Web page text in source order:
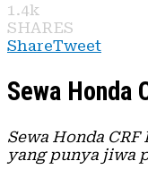
1.4k
SHARES
ShareTweet
Sewa Honda
Sewa Honda
yang punya jiwa